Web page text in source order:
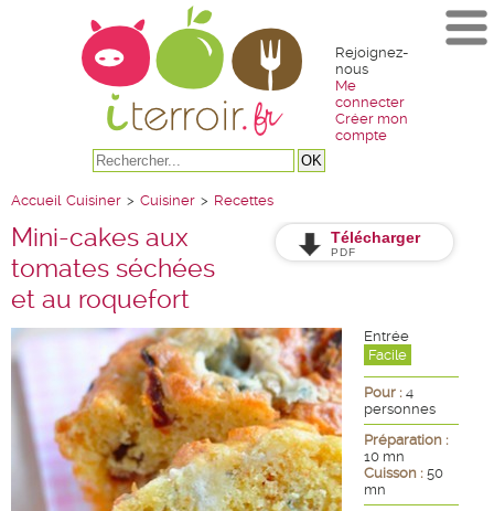
Rejoignez-
nous
Me
connecter
Créer mon
compte
Accueil Cuisiner > Cuisiner > Recettes
Mini-cakes aux
tomates séchées
et au roquefort
Télécharger
PDF
Entrée
Facile
Pour : 4
personnes
Préparation :
10 mn
Cuisson : 50
mn